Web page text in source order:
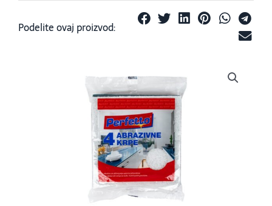
Podelite ovaj proizvod: